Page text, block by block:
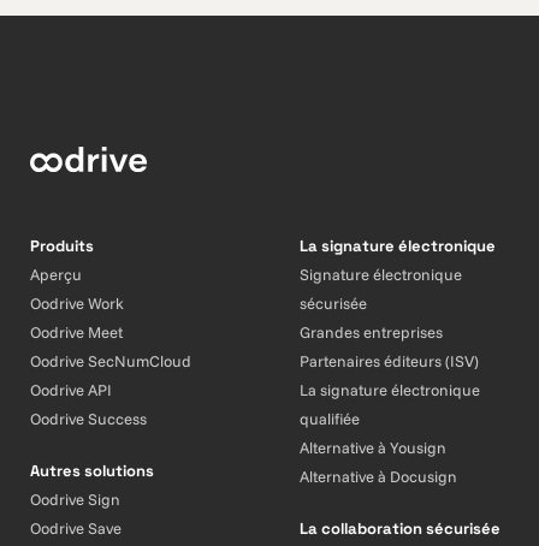
Produits
Aperçu
Oodrive Work
Oodrive Meet
Oodrive SecNumCloud
Oodrive API
Oodrive Success
Autres solutions
Oodrive Sign
Oodrive Save
La signature électronique
Signature électronique
sécurisée
Grandes entreprises
Partenaires éditeurs (ISV)
La signature électronique
qualifiée
Alternative à Yousign
Alternative à Docusign
La collaboration sécurisée